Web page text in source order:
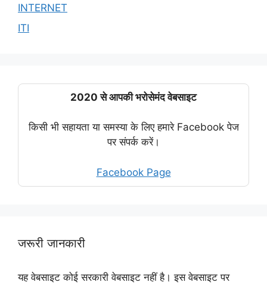
INTERNET
ITI
2020 से आपकी भरोसेमंद वेबसाइट
किसी भी सहायता या समस्या के लिए हमारे Facebook पेज
पर संपर्क करें।
Facebook Page
जरूरी जानकारी
यह वेबसाइट कोई सरकारी वेबसाइट नहीं है। इस वेबसाइट पर